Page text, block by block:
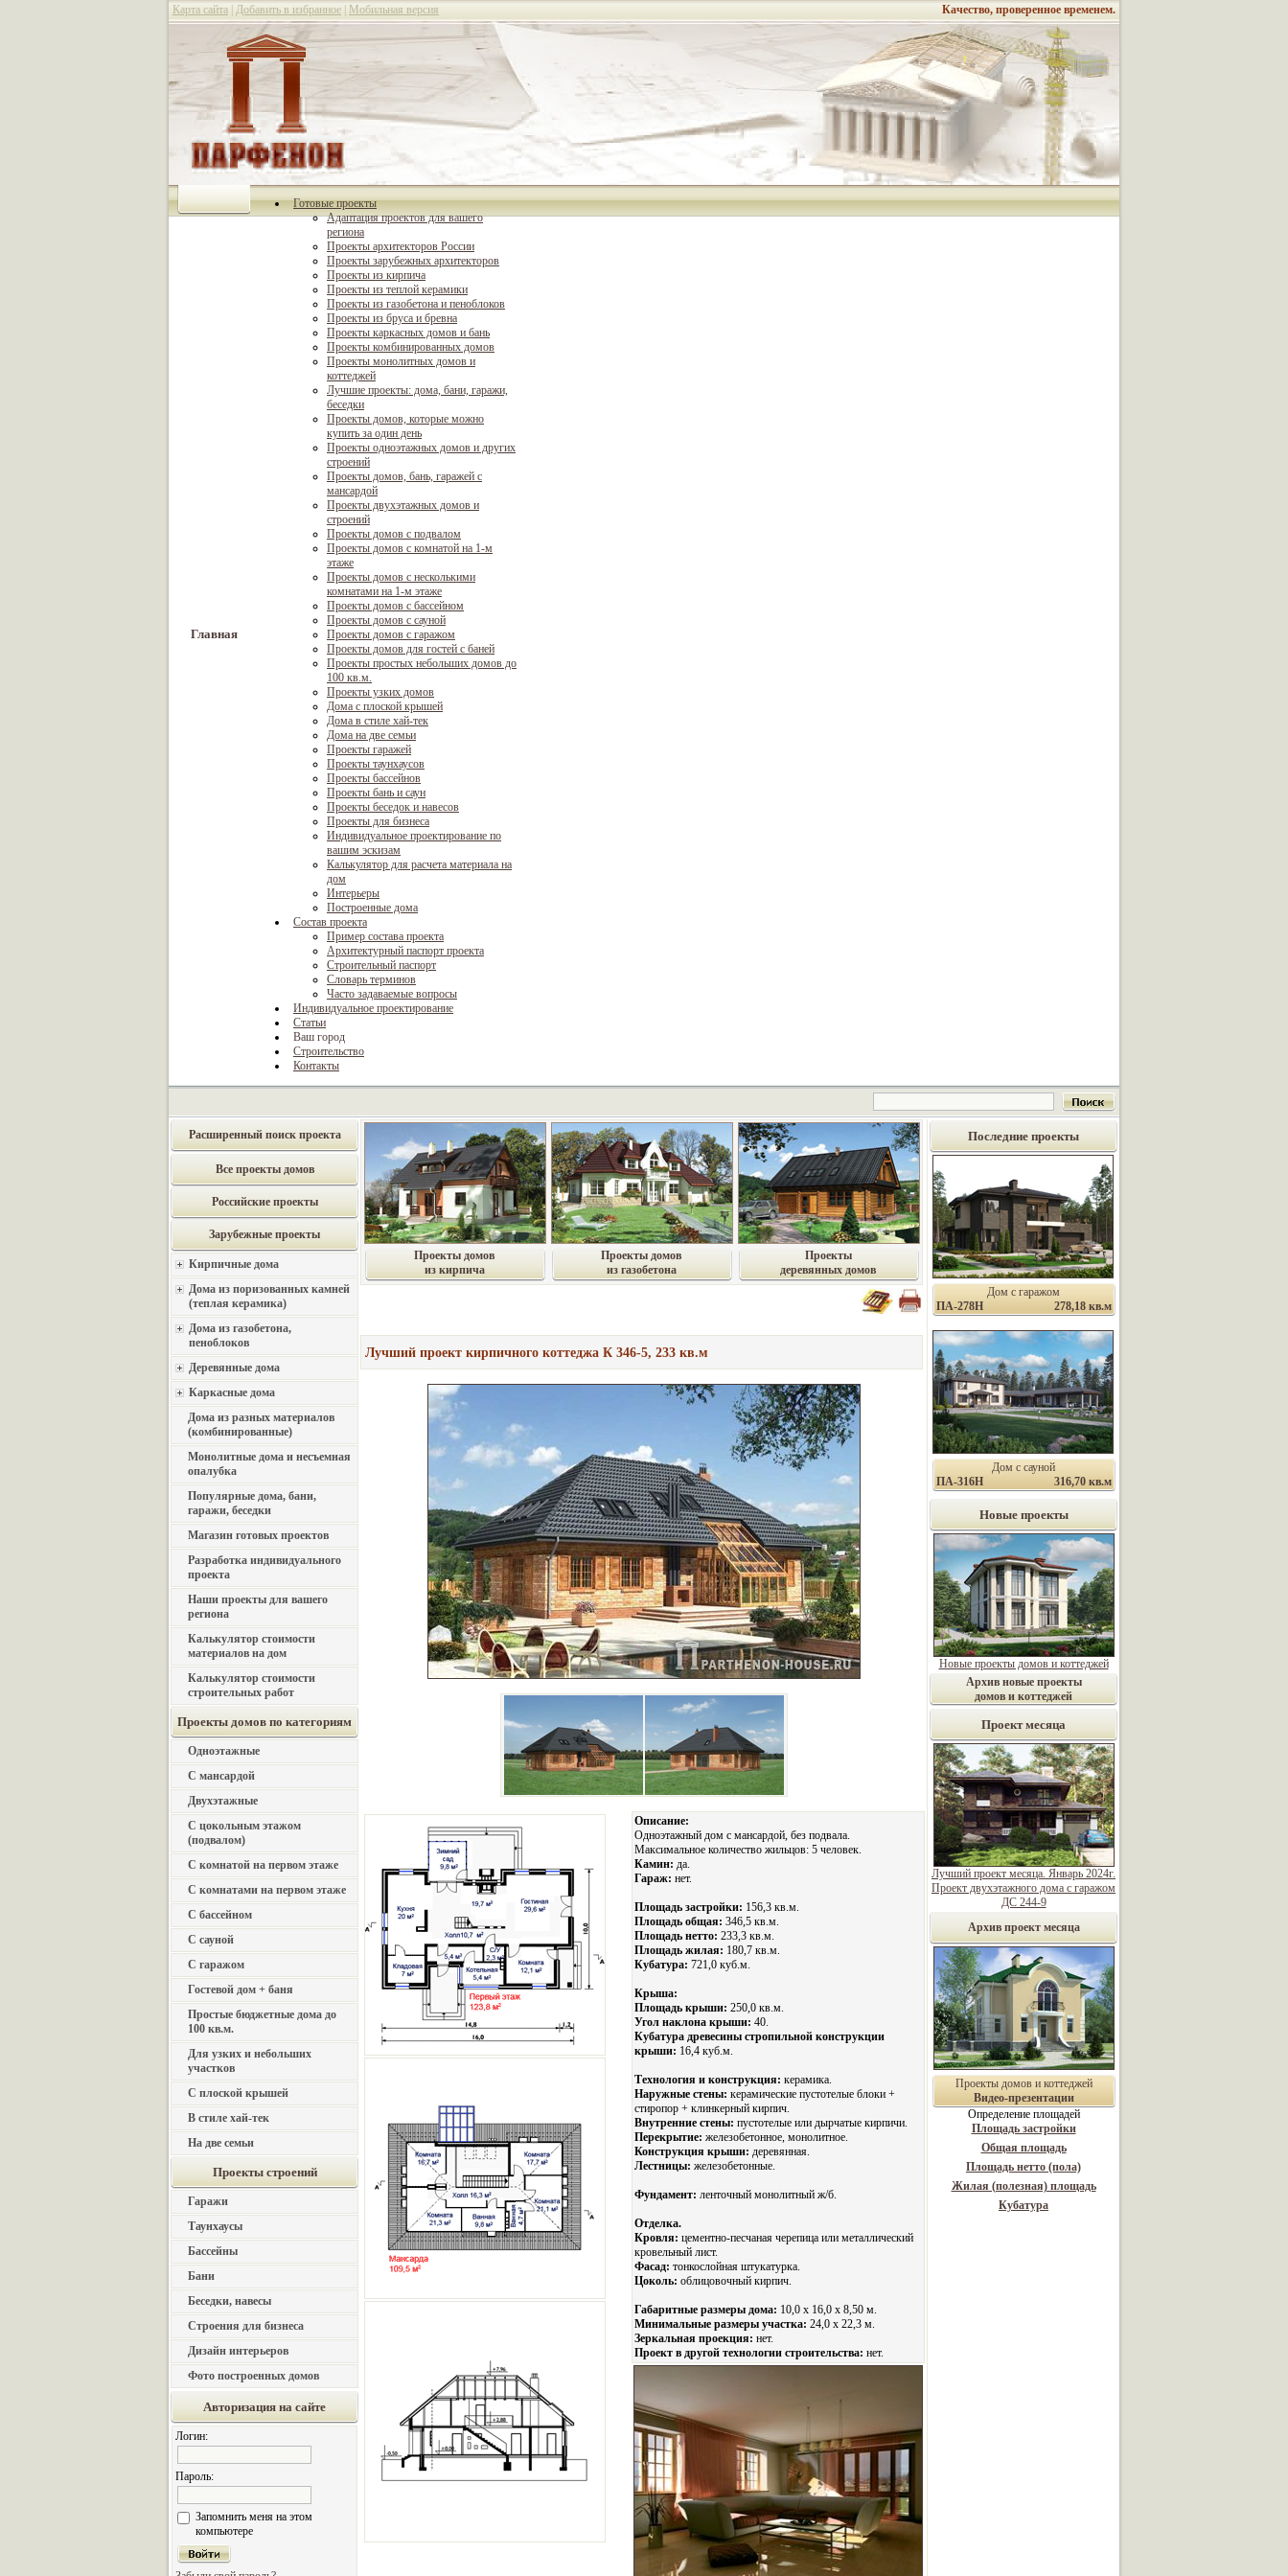
Карта сайта Добавить в избранное Мобильная версия Качество, проверенное временем.
Главная
Готовые проекты
Адаптация проектов для вашего
региона
Проекты архитекторов России
Проекты зарубежных архитекторов
Проекты из кирпича
Проекты из теплой керамики
Проекты из газобетона и пеноблоков
Проекты из бруса и бревна
Проекты каркасных домов и бань
Проекты комбинированных домов
Проекты монолитных домов и
коттеджей
Лучшие проекты: дома, бани, гаражи,
беседки
Проекты домов, которые можно
купить за один день
Проекты одноэтажных домов и других
строений
Проекты домов, бань, гаражей с
мансардой
Проекты двухэтажных домов и
строений
Проекты домов с подвалом
Проекты домов с комнатой на 1-м
этаже
Проекты домов с несколькими
комнатами на 1-м этаже
Проекты домов с бассейном
Проекты домов с сауной
Проекты домов с гаражом
Проекты домов для гостей с баней
Проекты простых небольших домов до
100 кв.м.
Проекты узких домов
Дома с плоской крышей
Дома в стиле хай-тек
Дома на две семьи
Проекты гаражей
Проекты таунхаусов
Проекты бассейнов
Проекты бань и саун
Проекты беседок и навесов
Проекты для бизнеса
Индивидуальное проектирование по
вашим эскизам
Калькулятор для расчета материала на
дом
Интерьеры
Построенные дома
Состав проекта
Пример состава проекта
Архитектурный паспорт проекта
Строительный паспорт
Словарь терминов
Часто задаваемые вопросы
Индивидуальное проектирование
Статьи
Ваш город
Строительство
Контакты
Расширенный поиск проекта
Все проекты домов
Российские проекты
Зарубежные проекты
Кирпичные дома
Дома из поризованных камней
(теплая керамика)
Дома из газобетона,
пеноблоков
Деревянные дома
Каркасные дома
Дома из разных материалов
(комбинированные)
Монолитные дома и несъемная
опалубка
Популярные дома, бани,
гаражи, беседки
Магазин готовых проектов
Разработка индивидуального
проекта
Наши проекты для вашего
региона
Калькулятор стоимости
материалов на дом
Калькулятор стоимости
строительных работ
Проекты домов по категориям
Одноэтажные
С мансардой
Двухэтажные
С цокольным этажом
(подвалом)
С комнатой на первом этаже
С комнатами на первом этаже
С бассейном
С сауной
С гаражом
Гостевой дом + баня
Простые бюджетные дома до
100 кв.м.
Для узких и небольших
участков
С плоской крышей
В стиле хай-тек
На две семьи
Проекты строений
Гаражи
Таунхаусы
Бассейны
Бани
Беседки, навесы
Строения для бизнеса
Дизайн интерьеров
Фото построенных домов
Авторизация на сайте
Логин:
Пароль:
Запомнить меня на этом
компьютере
Проекты домов
из кирпича
Проекты домов
из газобетона
Проекты
деревянных домов
Лучший проект кирпичного коттеджа К 346-5, 233 кв.м
Описание:
Одноэтажный дом с мансардой, без подвала.
Максимальное количество жильцов: 5 человек.
Камин: да.
Гараж: нет.
Площадь застройки: 156,3 кв.м.
Площадь общая: 346,5 кв.м.
Площадь нетто: 233,3 кв.м.
Площадь жилая: 180,7 кв.м.
Кубатура: 721,0 куб.м.
Крыша:
Площадь крыши: 250,0 кв.м.
Угол наклона крыши: 40.
Кубатура древесины стропильной конструкции
крыши: 16,4 куб.м.
Технология и конструкция: керамика.
Наружные стены: керамические пустотелые блоки +
стиропор + клинкерный кирпич.
Внутренние стены: пустотелые или дырчатые кирпичи.
Перекрытие: железобетонное, монолитное.
Конструкция крыши: деревянная.
Лестницы: железобетонные.
Фундамент: ленточный монолитный ж/б.
Отделка.
Кровля: цементно-песчаная черепица или металлический
кровельный лист.
Фасад: тонкослойная штукатурка.
Цоколь: облицовочный кирпич.
Габаритные размеры дома: 10,0 х 16,0 х 8,50 м.
Минимальные размеры участка: 24,0 x 22,3 м.
Зеркальная проекция: нет.
Проект в другой технологии строительства: нет.
Последние проекты
Дом с гаражом
ПА-278Н
278,18 кв.м
Дом с сауной
ПА-316Н
316,70 кв.м
Новые проекты
Новые проекты домов и коттеджей
Архив новые проекты
домов и коттеджей
Проект месяца
Лучший проект месяца. Январь 2024г.
Проект двухэтажного дома с гаражом
ДС 244-9
Архив проект месяца
Проекты домов и коттеджей
Видео-презентации
Определение площадей
Площадь застройки
Общая площадь
Площадь нетто (пола)
Жилая (полезная) площадь
Кубатура